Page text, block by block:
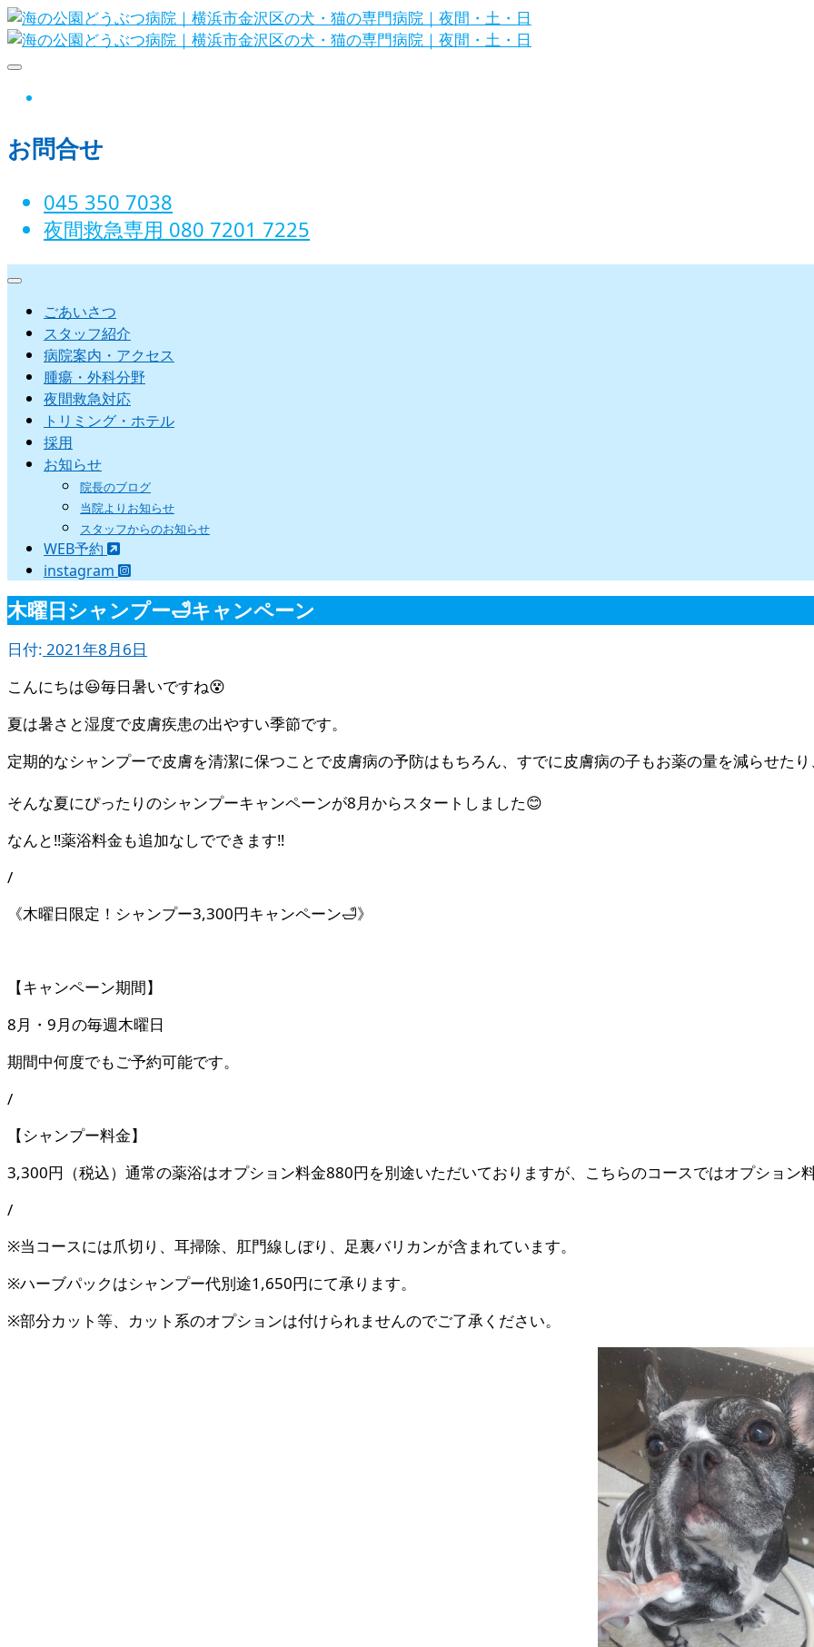
Skip
to
お問合せ
045 350 7038‬
夜間救急専用 080 7201 7225‬
ごあいさつ
スタッフ紹介
病院案内・アクセス
腫瘍・外科分野
夜間救急対応
トリミング・ホテル
採用
お知らせ
院長のブログ
当院よりお知らせ
スタッフからのお知らせ
WEB予約
instagram
木曜日シャンプー🛁キャンペーン
日付: 2021年8月6日
こんにちは😃毎日暑いですね😵
夏は暑さと湿度で皮膚疾患の出やすい季節です。
定期的なシャンプーで皮膚を清潔に保つことで皮膚病の予防はもちろん、すでに皮膚病の子もお薬の量を減らせた
そんな夏にぴったりのシャンプーキャンペーンが8月からスタートしました😊
なんと‼️薬浴料金も追加なしでできます‼️
/
《木曜日限定！シャンプー3,300円キャンペーン🛁》
【キャンペーン期間】
8月・9月の毎週木曜日
期間中何度でもご予約可能です。
/
【シャンプー料金】
3,300円（税込）通常の薬浴はオプション料金880円を別途いただいておりますが、こちらのコースではオプション
/
※当コースには爪切り、耳掃除、肛門線しぼり、足裏バリカンが含まれています。
※ハーブパックはシャンプー代別途1,650円にて承ります。
※部分カット等、カット系のオプションは付けられませんのでご了承ください。